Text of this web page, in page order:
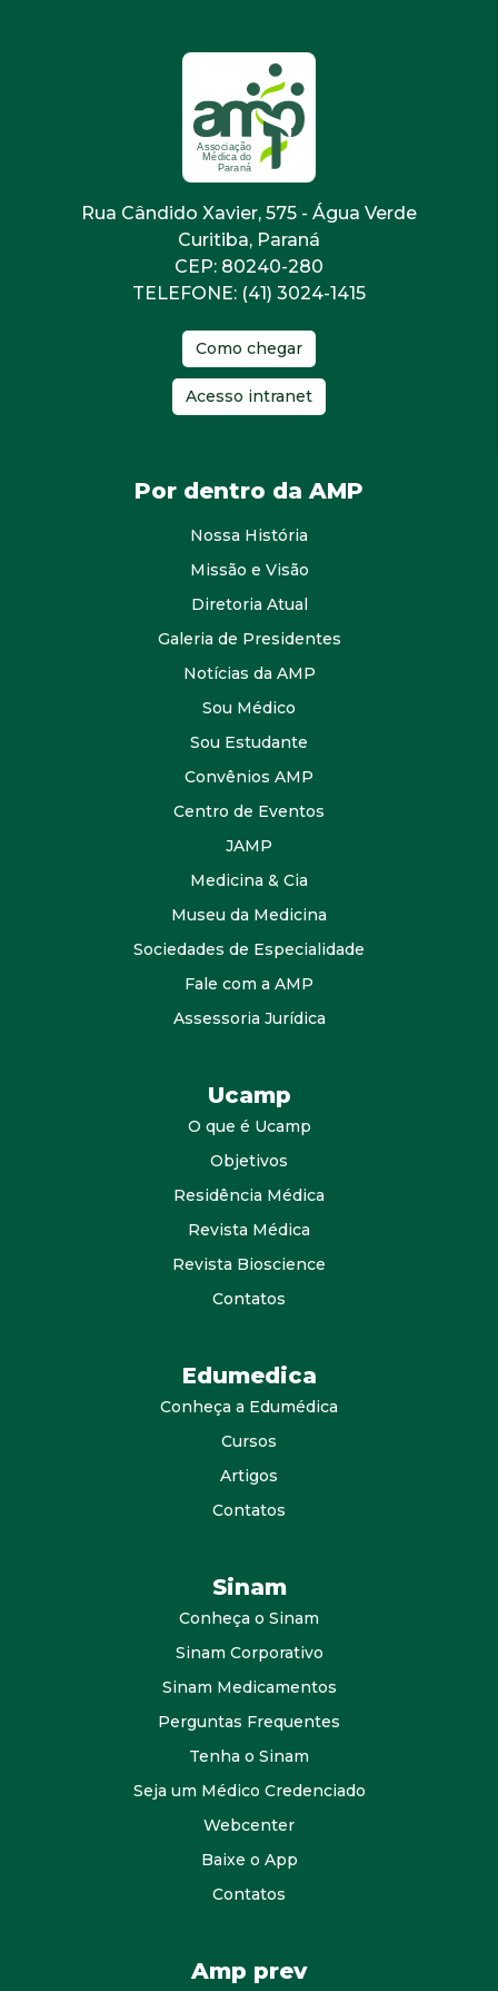
Rua Cândido Xavier, 575 - Água Verde
Curitiba, Paraná
CEP: 80240-280
TELEFONE: (41) 3024-1415
Como chegar
Acesso intranet
Por dentro da AMP
Nossa História
Missão e Visão
Diretoria Atual
Galeria de Presidentes
Notícias da AMP
Sou Médico
Sou Estudante
Convênios AMP
Centro de Eventos
JAMP
Medicina & Cia
Museu da Medicina
Sociedades de Especialidade
Fale com a AMP
Assessoria Jurídica
Ucamp
O que é Ucamp
Objetivos
Residência Médica
Revista Médica
Revista Bioscience
Contatos
Edumedica
Conheça a Edumédica
Cursos
Artigos
Contatos
Sinam
Conheça o Sinam
Sinam Corporativo
Sinam Medicamentos
Perguntas Frequentes
Tenha o Sinam
Seja um Médico Credenciado
Webcenter
Baixe o App
Contatos
Amp prev